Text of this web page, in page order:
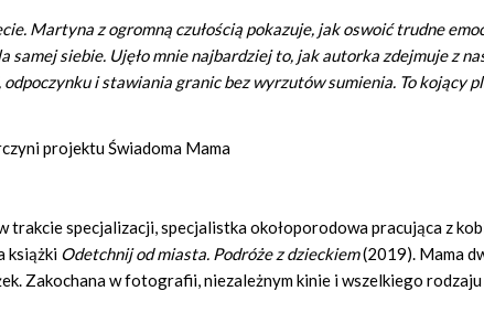
Martyna z ogromną czułością pokazuje, jak oswoić trudne
samej siebie. Ujęło mnie najbardziej to, jak autorka zdejmuje z
i stawiania granic bez wyrzutów sumienia. To kojący
projektu Świadoma Mama
trakcie specjalizacji, specjalistka okołoporodowa pracująca z
książki Odetchnij od miasta. Podróże z dzieckiem(2019). Mama
Zakochana w fotografii, niezależnym kinie i wszelkiego